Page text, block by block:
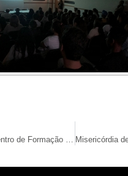
Oferta formativa para o mês de Novembro – Centro de Formação Espaço Bússola com inscrições abertas